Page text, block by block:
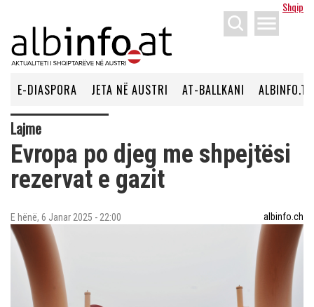
Shqip
menu
E-DIASPORA JETA NË AUSTRI AT-BALLKANI ALBINFO.TV
Lajme
Evropa po djeg me shpejtësi
rezervat e gazit
E hënë, 6 Janar 2025 - 22:00 albinfo.ch